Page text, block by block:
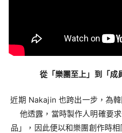
從「樂團至上」到「成
近期 Nakajin 也跨出一步，為
他透露，當時製作人明確要
品」，因此便以和樂團創作時